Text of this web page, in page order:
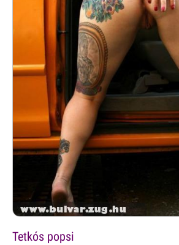
Tetkós popsi